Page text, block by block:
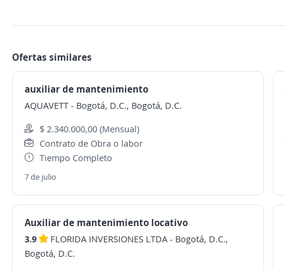
Ofertas similares
auxiliar de mantenimiento
AQUAVETT - Bogotá, D.C., Bogotá, D.C.
$ 2.340.000,00 (Mensual)
Contrato de Obra o labor
Tiempo Completo
7 de julio
Auxiliar de mantenimiento locativo
3.9 FLORIDA INVERSIONES LTDA - Bogotá, D.C.,
Bogotá, D.C.